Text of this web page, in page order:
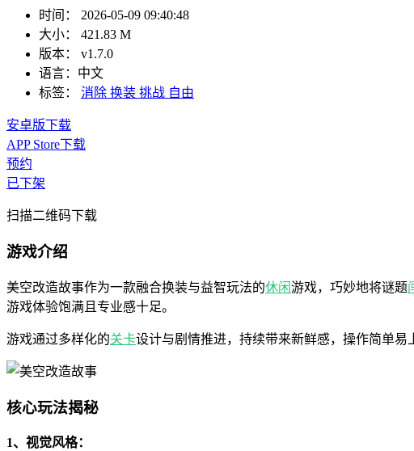
时间：
2026-05-09 09:40:48
大小：
421.83 M
版本：
v1.7.0
语言： 中文
标签：
消除 换装 挑战 自由
安卓版下载
APP Store下载
预约
已下架
扫描二维码下载
游戏介绍
美空改造故事作为一款融合换装与益智玩法的休闲游戏，巧妙地将谜题
游戏体验饱满且专业感十足。
游戏通过多样化的关卡设计与剧情推进，持续带来新鲜感，操作简单
核心玩法揭秘
1、视觉风格：